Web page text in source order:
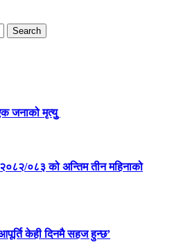
जनाको मृत्युु
०८३ को अन्तिम तीन महिनाको
केही दिनमै सहज हुन्छ’